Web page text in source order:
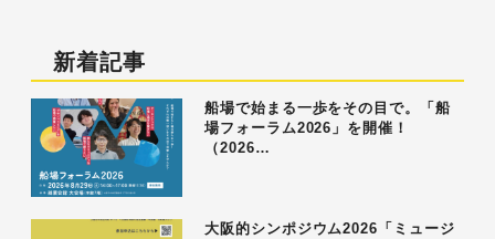
新着記事
船場で始まる一歩をその目で。「船
場フォーラム2026」を開催！
（2026…
大阪的シンポジウム2026「ミュージ